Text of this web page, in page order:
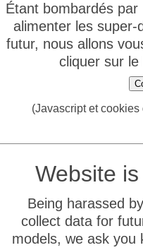
Étant bombardés
alimenter les super-
futur, nous allons
cliquer sur
(Javascript et
Website
Being harassed
collect data for
models, we ask you